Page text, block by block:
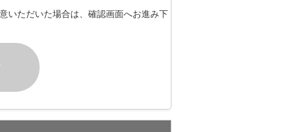
いただいた場合は、確認画面へお進み下